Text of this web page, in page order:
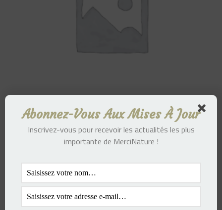
Poncho 2 EN 1 MN écru court
Abonnez-Vous Aux Mises À Jour
Inscrivez-vous pour recevoir les actualités les plus
importante de MerciNature !